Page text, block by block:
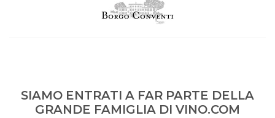
SIAMO ENTRATI A FAR PARTE DELLA
GRANDE FAMIGLIA DI VINO.COM